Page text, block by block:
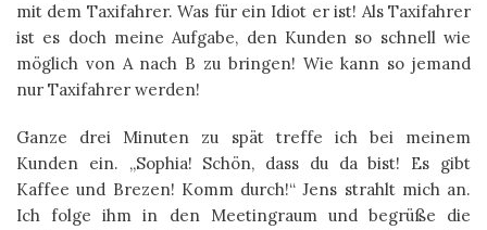
mit dem Taxifahrer. Was für ein Idiot er ist! Als Taxifahrer
ist es doch meine Aufgabe, den Kunden so schnell wie
möglich von A nach B zu bringen! Wie kann so jemand
nur Taxifahrer werden!
Ganze drei Minuten zu spät treffe ich bei meinem
Kunden ein. „Sophia! Schön, dass du da bist! Es gibt
Kaffee und Brezen! Komm durch!“ Jens strahlt mich an.
Ich folge ihm in den Meetingraum und begrüße die